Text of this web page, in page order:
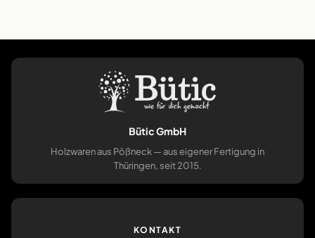
Bütic GmbH
Holzwaren aus Pößneck — aus eigener Fertigung in
Thüringen, seit 2015.
KONTAKT